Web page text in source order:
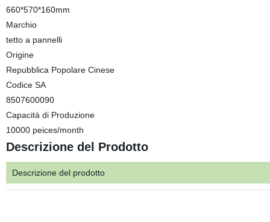
660*570*160mm
Marchio
tetto a pannelli
Origine
Repubblica Popolare Cinese
Codice SA
8507600090
Capacità di Produzione
10000 peices/month
Descrizione del Prodotto
Descrizione del prodotto